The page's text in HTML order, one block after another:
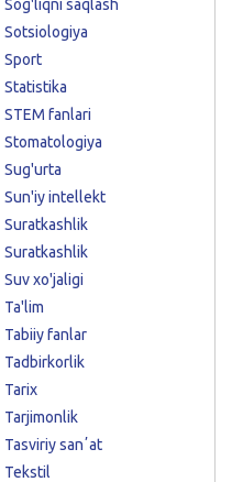
Sog'liqni saqlash
Sotsiologiya
Sport
Statistika
STEM fanlari
Stomatologiya
Sug'urta
Sun'iy intellekt
Suratkashlik
Suratkashlik
Suv xo'jaligi
Ta'lim
Tabiiy fanlar
Tadbirkorlik
Tarix
Tarjimonlik
Tasviriy sanʼat
Tekstil